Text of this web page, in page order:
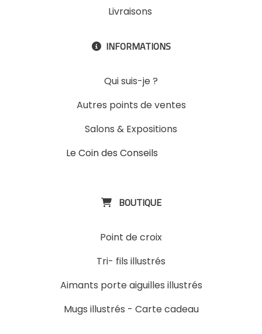
Livraisons
 INFORMATIONS
Qui suis-je ?
Autres points de ventes
Salons & Expositions
Le Coin des Conseils
 BOUTIQUE
Point de croix
Tri- fils illustrés
Aimants porte aiguilles illustrés
Mugs illustrés - Carte cadeau